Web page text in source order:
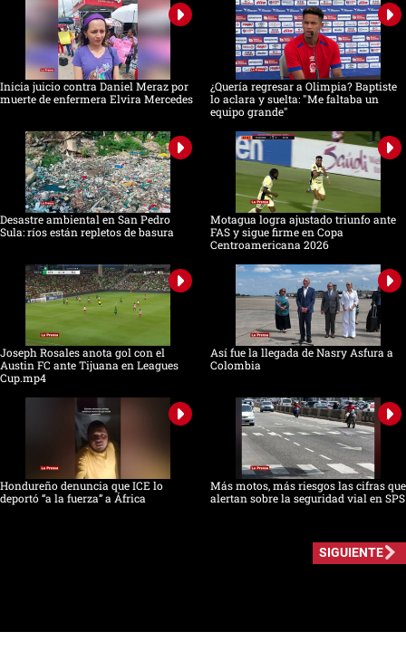
Inicia juicio contra Daniel Meraz por
muerte de enfermera Elvira Mercedes
¿Quería regresar a Olimpia? Baptiste
lo aclara y suelta: "Me faltaba un
equipo grande"
Desastre ambiental en San Pedro
Sula: ríos están repletos de basura
Motagua logra ajustado triunfo ante
FAS y sigue firme en Copa
Centroamericana 2026
Joseph Rosales anota gol con el
Austin FC ante Tijuana en Leagues
Cup.mp4
Así fue la llegada de Nasry Asfura a
Colombia
Hondureño denuncia que ICE lo
deportó “a la fuerza” a África
Más motos, más riesgos las cifras que
alertan sobre la seguridad vial en SPS
SIGUIENTE